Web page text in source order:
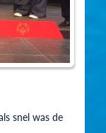
snel was de